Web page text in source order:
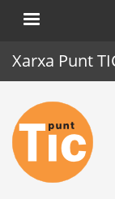
Xarxa Punt
Inicio
Punt TIC
Actualidad